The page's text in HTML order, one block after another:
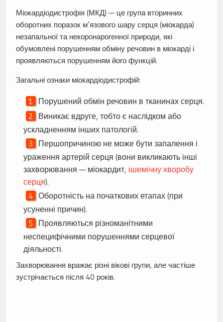
Міокардіодистрофія (МКД) — це група вторинних
оборотних поразок м’язового шару серця (міокарда)
незапальної та некоронарогенної природи, які
обумовлені порушенням обміну речовин в міокарді і
проявляються порушенням його функцій.
Загальні ознаки міокардіодистрофій:
Порушений обмін речовин в тканинах серця.
Виникає вдруге, тобто є наслідком або
ускладненням інших патологій.
Першопричиною не може бути запалення і
ураження артерій серця (вони викликають інші
захворювання — міокардит, ішемічну хворобу
серця).
Оборотність на початкових етапах (при
усуненні причин).
Проявляються різноманітними
неспецифічними порушеннями серцевої
діяльності.
Захворювання вражає різні вікові групи, але частіше
зустрічається після 40 років.